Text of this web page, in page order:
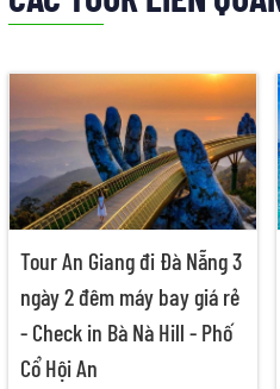
Tour An Giang đi Đà Nẵng 3
ngày 2 đêm máy bay giá rẻ
- Check in Bà Nà Hill - Phố
Cổ Hội An